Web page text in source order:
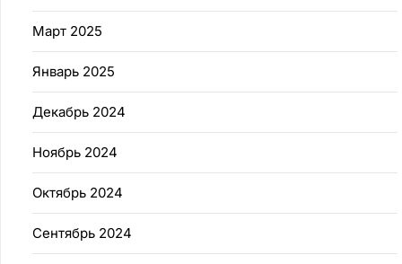
Март 2025
Январь 2025
Декабрь 2024
Ноябрь 2024
Октябрь 2024
Сентябрь 2024